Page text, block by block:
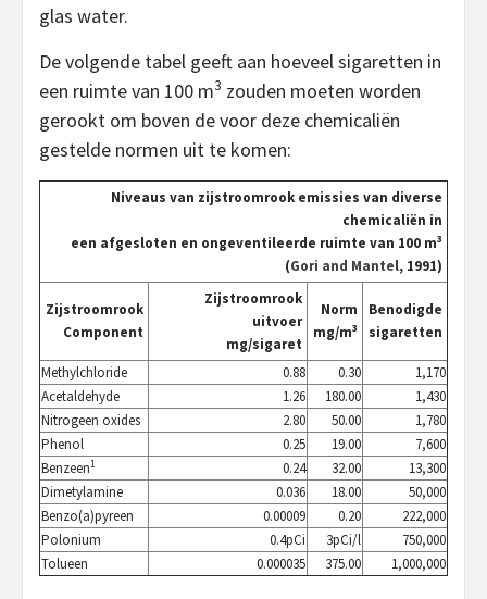
glas water.
De volgende tabel geeft aan hoeveel sigaretten in
een ruimte van 100 m3 zouden moeten worden
gerookt om boven de voor deze chemicaliën
gestelde normen uit te komen:
Niveaus van zijstroomrook emissies van diverse
chemicaliën in
een afgesloten en ongeventileerde ruimte van 100 m3
(Gori and Mantel, 1991)
Zijstroomrook
Component
Zijstroomrook
uitvoer
mg/sigaret
Norm
mg/m3
Benodigde
sigaretten
Methylchloride 0.88 0.30
1,170
Acetaldehyde
1.26 180.00
1,430
Nitrogeen oxides
2.80 50.00
1,780
Phenol
0.25 19.00
7,600
Benzeen1 0.24 32.00
13,300
Dimetylamine
0.036 18.00
50,000
Benzo(a)pyreen
0.00009 0.20
222,000
Polonium
0.4pCi 3pCi/l
750,000
Tolueen
0.000035 375.00 1,000,000